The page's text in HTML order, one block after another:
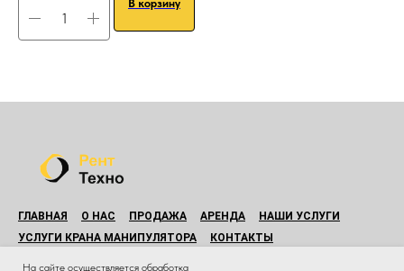
В корзину
ГЛАВНАЯ О НАС ПРОДАЖА АРЕНДА
НАШИ УСЛУГИ
УСЛУГИ КРАНА МАНИПУЛЯТОРА
КОНТАКТЫ
© Все права защищены.
На сайте осуществляется обработка